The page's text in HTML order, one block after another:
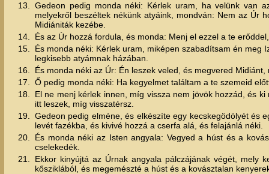
13.
Gedeon pedig monda néki: Kérlek uram, ha velünk van
melyekről beszéltek nékünk atyáink, mondván: Nem az Úr
Midiániták kezébe.
14.
És az Úr hozzá fordula, és monda: Menj el ezzel a te
15.
És monda néki: Kérlek uram, miképen szabadítsam én
legkisebb atyámnak házában.
16.
És monda néki az Úr: Én leszek veled, és megvered Midiánt,
17.
Ő pedig monda néki: Ha kegyelmet találtam a te szemeid
18.
El ne menj kérlek innen, míg vissza nem jövök hozzád, és
itt leszek, míg visszatérsz.
19.
Gedeon pedig elméne, és elkészíte egy kecskegödölyét és
levét fazékba, és kivivé hozzá a cserfa alá, és felajánlá néki.
20.
És monda néki az Isten angyala: Vegyed a húst és a
cselekedék.
21.
Ekkor kinyújtá az Úrnak angyala pálczájának végét,
kősziklából, és megemészté a húst és a kovásztalan